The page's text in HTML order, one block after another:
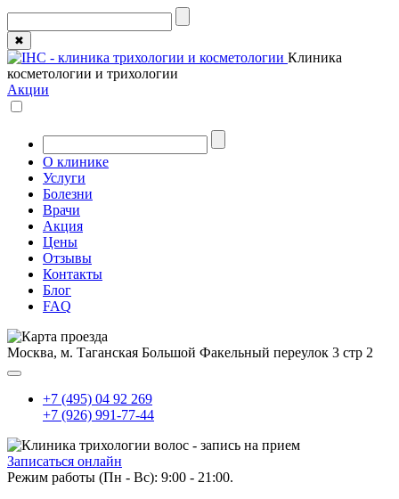
✖
Клиника
косметологии и трихологии
Акции
О клинике
Услуги
Болезни
Врачи
Акция
Цены
Отзывы
Контакты
Блог
FAQ
Москва, м. Таганская Большой Факельный переулок 3 стр 2
+7 (495) 04 92 269
+7 (926) 991-77-44
Записаться онлайн
Режим работы (Пн - Вс): 9:00 - 21:00.